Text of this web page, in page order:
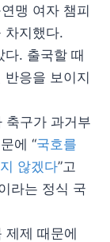
맹 여자 챔피
차지했다.
. 출국할 때
반응을 보이지
축구가 과거부
에 “국호를
않겠다”고
라는 정식 국
제제 때문에